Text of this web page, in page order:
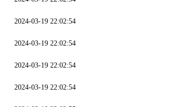
2024-03-19 22:02:54
2024-03-19 22:02:54
2024-03-19 22:02:54
2024-03-19 22:02:54